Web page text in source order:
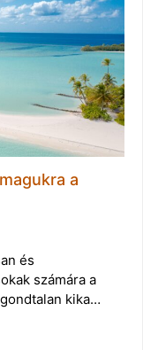
a
és
számára a
kika…